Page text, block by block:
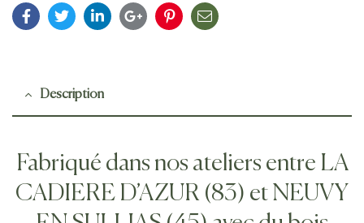
Facebook
TwitterLinkedinGoogle+Pinterest
E-
Description
Fabriqué dans nos ateliers entre LA
CADIERE D’AZUR (83) et NEUVY